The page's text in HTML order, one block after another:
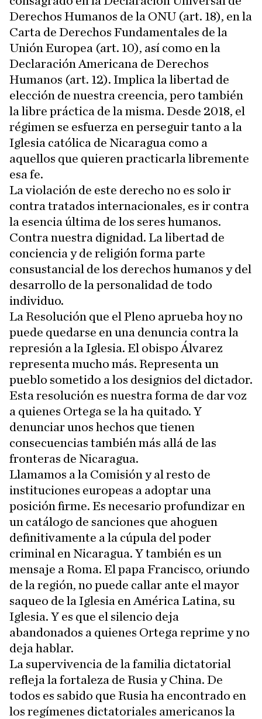
Derechos Humanos de la ONU (art. 18), en la
Carta de Derechos Fundamentales de la
Unión Europea (art. 10), así como en la
Declaración Americana de Derechos
Humanos (art. 12). Implica la libertad de
elección de nuestra creencia, pero también
la libre práctica de la misma. Desde 2018, el
régimen se esfuerza en perseguir tanto a la
Iglesia católica de Nicaragua como a
aquellos que quieren practicarla libremente
esa fe.
La violación de este derecho no es solo ir
contra tratados internacionales, es ir contra
la esencia última de los seres humanos.
Contra nuestra dignidad. La libertad de
conciencia y de religión forma parte
consustancial de los derechos humanos y del
desarrollo de la personalidad de todo
individuo.
La Resolución que el Pleno aprueba hoy no
puede quedarse en una denuncia contra la
represión a la Iglesia. El obispo Álvarez
representa mucho más. Representa un
pueblo sometido a los designios del dictador.
Esta resolución es nuestra forma de dar voz
a quienes Ortega se la ha quitado. Y
denunciar unos hechos que tienen
consecuencias también más allá de las
fronteras de Nicaragua.
Llamamos a la Comisión y al resto de
instituciones europeas a adoptar una
posición firme. Es necesario profundizar en
un catálogo de sanciones que ahoguen
definitivamente a la cúpula del poder
criminal en Nicaragua. Y también es un
mensaje a Roma. El papa Francisco, oriundo
de la región, no puede callar ante el mayor
saqueo de la Iglesia en América Latina, su
Iglesia. Y es que el silencio deja
abandonados a quienes Ortega reprime y no
deja hablar.
La supervivencia de la familia dictatorial
refleja la fortaleza de Rusia y China. De
todos es sabido que Rusia ha encontrado en
los regímenes dictatoriales americanos la